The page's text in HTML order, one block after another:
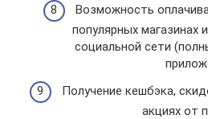
Возможность
популярных магазинах
социальной сети
Получение кешбэка,
акциях от